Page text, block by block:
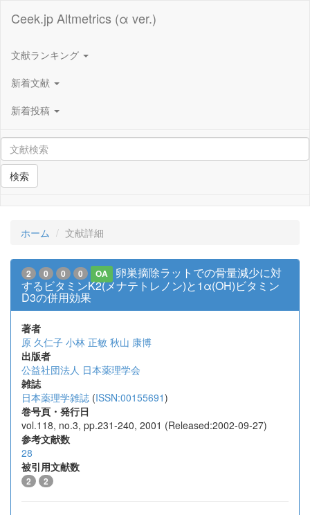
Ceek.jp Altmetrics (α ver.)
文献ランキング
新着文献
新着投稿
検索
ホーム 文献詳細
2 0 0 0 OA
卵巣摘除ラットでの骨量減少に対
するビタミンK2(メナテトレノン)と1α(OH)ビタミン
D3の併用効果
著者
原 久仁子 小林 正敏 秋山 康博
出版者
公益社団法人 日本薬理学会
雑誌
日本薬理学雑誌 (ISSN:00155691)
巻号頁・発行日
vol.118, no.3, pp.231-240, 2001 (Released:2002-09-27)
参考文献数
28
被引用文献数
2 2